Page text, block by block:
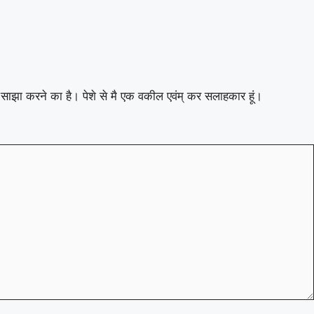
साझा करने का है। पेशे से मै एक वकील एवंम् कर सलाहकार हूं।